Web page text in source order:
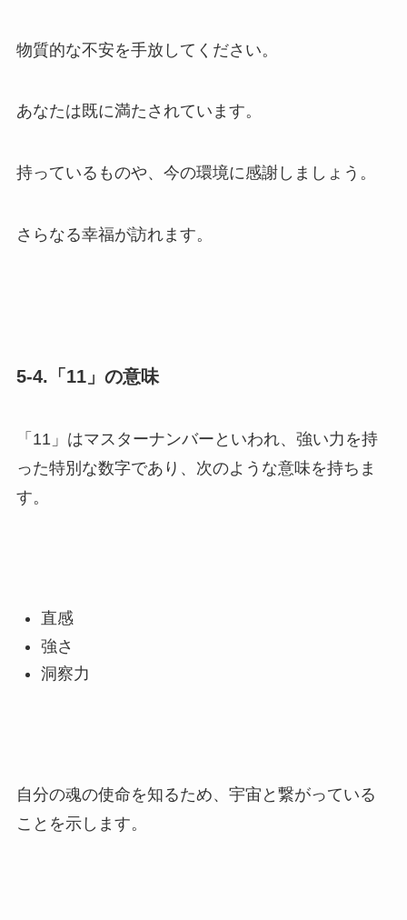
物質的な不安を手放してください。
あなたは既に満たされています。
持っているものや、今の環境に感謝しましょう。
さらなる幸福が訪れます。
5-4.「11」の意味
「11」はマスターナンバーといわれ、強い力を持
った特別な数字であり、次のような意味を持ちま
す。
直感
強さ
洞察力
自分の魂の使命を知るため、宇宙と繋がっている
ことを示します。